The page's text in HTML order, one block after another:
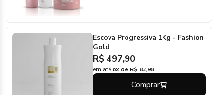
Escova Progressiva 1Kg - Fashion
Gold
R$ 497,90
em até 6x de R$ 82,98
Comprar